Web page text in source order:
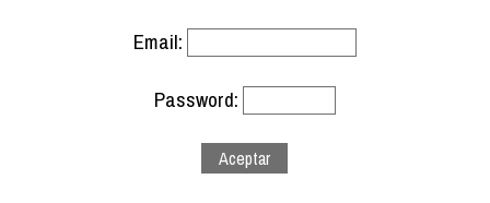
Email:
Password: